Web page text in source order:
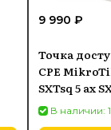
9 990 ₽
Точка
CPE
SXTsq 5 ax
5axD, Wi-Fi
PoE-in
В наличии: